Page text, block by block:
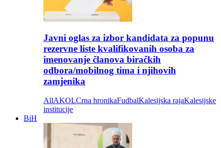
Javni oglas za izbor kandidata za popunu
rezervne liste kvalifikovanih osoba za
imenovanje članova biračkih
odbora/mobilnog tima i njihovih
zamjenika
AllAKOLCrna hronikaFudbalKalesijska rajaKalesijske
institucije
BiH